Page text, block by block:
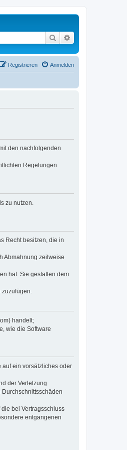
Suche
Anmelden
Registrieren
den nachfolgenden
Regelungen.
zu nutzen.
Recht besitzen, die in
Abmahnung zeitweise
hat. Sie gestatten dem
zuzufügen.
handelt;
wie die Software
auf ein vorsätzliches oder
der Verletzung
bei Vertragsschluss
entgangenen